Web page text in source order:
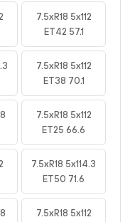
7.5xR18 5x112
ET42 57.1
7.5xR18 5x112
ET38 70.1
7.5xR18 5x112
ET25 66.6
7.5xR18 5x114.3
ET50 71.6
7.5xR18 5x112